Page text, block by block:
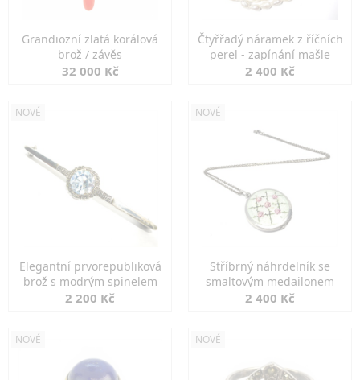
Grandiozní zlatá korálová
brož / závěs
32 000 Kč
Čtyřřadý náramek z říčních
perel - zapínání mašle
2 400 Kč
NOVÉ
Elegantní prvorepubliková
brož s modrým spinelem
2 200 Kč
NOVÉ
Stříbrný náhrdelník se
smaltovým medailonem
2 400 Kč
NOVÉ NOVÉ